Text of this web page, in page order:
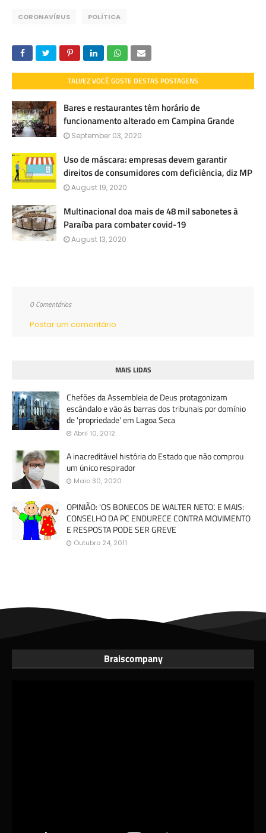
CORONAVÍRUS POLÍTICA
TALVEZ VOCÊ GOSTE DESTAS POSTAGENS
Bares e restaurantes têm horário de
funcionamento alterado em Campina Grande
September 03, 2020
Uso de máscara: empresas devem garantir
direitos de consumidores com deficiência, diz MP
August 19, 2020
Multinacional doa mais de 48 mil sabonetes à
Paraíba para combater covid-19
August 13, 2020
0 Comentários
Postar um comentário
MAIS LIDAS
Chefões da Assembleia de Deus protagonizam
escândalo e vão às barras dos tribunais por domínio
de 'propriedade' em Lagoa Seca
Abril 10, 2012
A inacreditável história do Estado que não comprou
um único respirador
Maio 30, 2020
OPINIÃO: 'OS BONECOS DE WALTER NETO'. E MAIS:
CONSELHO DA PC ENDURECE CONTRA MOVIMENTO
E RESPOSTA PODE SER GREVE
Outubro 24, 2011
Braiscompany